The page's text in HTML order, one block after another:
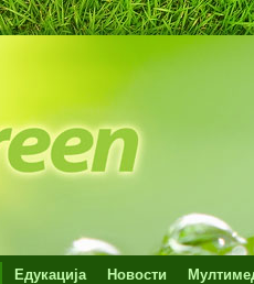
Едукација Новости